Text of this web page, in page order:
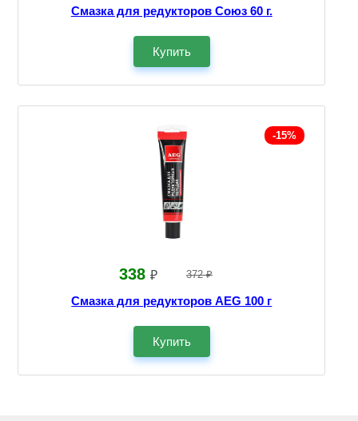
Смазка для редукторов Союз 60 г.
Купить
-15%
338 ₽ 372 ₽
Смазка для редукторов AEG 100 г
Купить